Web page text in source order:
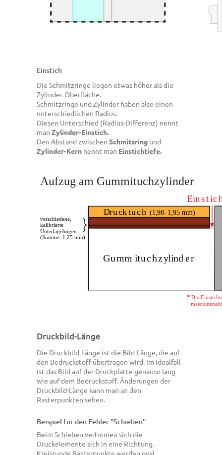
Einstich
Die Schmitzringe liegen etwas höher als die
Zylinder-Oberfläche.
Schmitzringe und Zylinder haben also einen
unterschiedlichen Radius.
Diesen Unterschied (Radius-Differenz) nennt
man Zylinder-Einstich.
Den Abstand zwischen Schmitzring und
Zylinder-Kern nennt man Einstichtiefe.
Druckbild-Länge
Die Druckbild-Länge ist die Bild-Länge, die auf
den Bedruckstoff übertragen wird. Im Idealfall
ist das Bild auf der Druckplatte genauso lang
wie auf dem Bedruckstoff. Änderungen der
Druckbild-Länge kann man an den
Rasterpunkten sehen.
Beispiel für den Fehler "Schieben"
Beim Schieben verformen sich die
Druckelemente sich in eine Richtung.
Kreisrunde Rasterpunkte werden oval.